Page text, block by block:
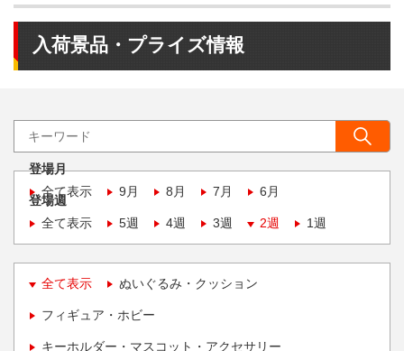
入荷景品・プライズ情報
登場月
全て表示
9月 8月 7月 6月
登場週
全て表示
5週 4週 3週 2週 1週
全て表示 ぬいぐるみ・クッション
フィギュア・ホビー
キーホルダー・マスコット・アクセサリー